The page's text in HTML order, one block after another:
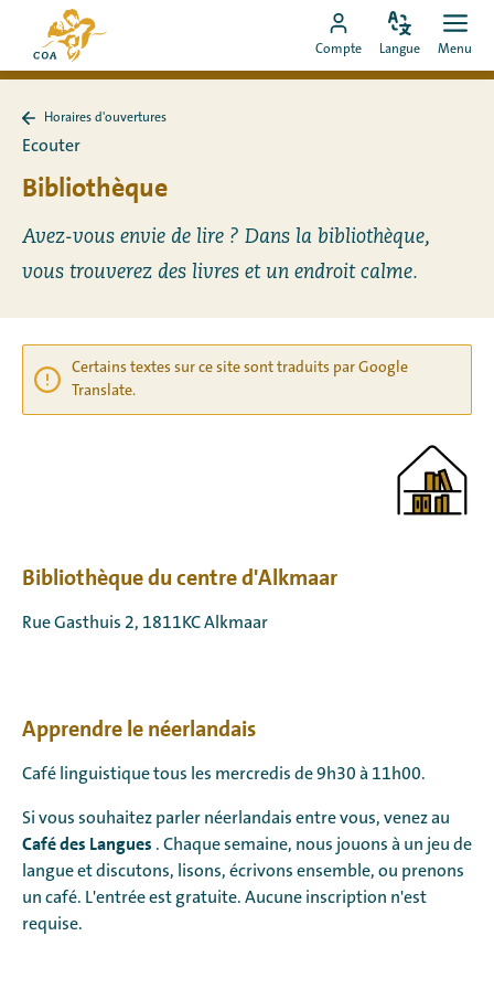
directement
au
Vers
la
page
de
MyCOA
Aller
vers
Compte
Modifiez
langue
Langue Menu
à
d&#39;ouvertures
Horaires d'ouvertures
Ecouter
Bibliothèque
Avez-vous envie de lire ? Dans la bibliothèque,
vous trouverez des livres et un endroit calme.
Certains textes sur ce site sont traduits par Google
Translate.
Bibliothèque du centre d'Alkmaar
Rue Gasthuis 2, 1811KC Alkmaar
Apprendre le néerlandais
Café linguistique tous les mercredis de 9h30 à 11h00.
Si vous souhaitez parler néerlandais entre vous, venez au
Café des Langues . Chaque semaine, nous jouons à un jeu de
langue et discutons, lisons, écrivons ensemble, ou prenons
un café. L'entrée est gratuite. Aucune inscription n'est
requise.